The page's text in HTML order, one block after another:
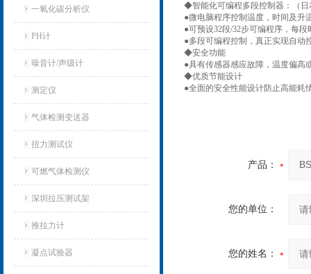
一氧化碳分析仪
PH计
噪音计/声级计
测定仪
气体检测变送器
扭力测试仪
可燃气体检测仪
深圳拉压测试架
推拉力计
凝点试验器
◆智能化可编程多段控制器：（
●微电脑程序控制温度，时间及升
●可预设32段/32步可编程序，每
●多段可编程控制，真正实现自动
◆安全功能
●具有传感器感应故障，温度偏高
◆优质节能设计
●全面的安全性能设计防止高能耗
产品：
您的单位：
您的姓名：